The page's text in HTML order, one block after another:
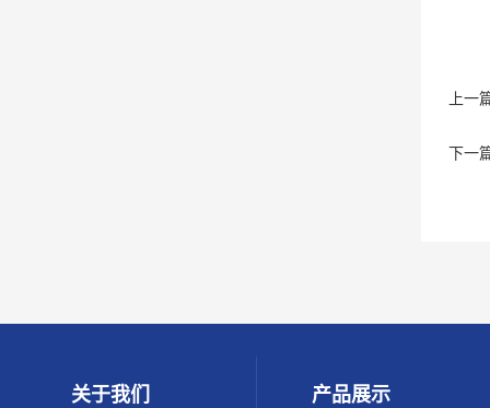
上一
下一
关于我们 产品展示